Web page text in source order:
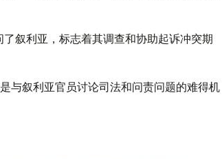
叙利亚，标志着其调查和协助起诉冲突期
与叙利亚官员讨论司法和问责问题的难得机